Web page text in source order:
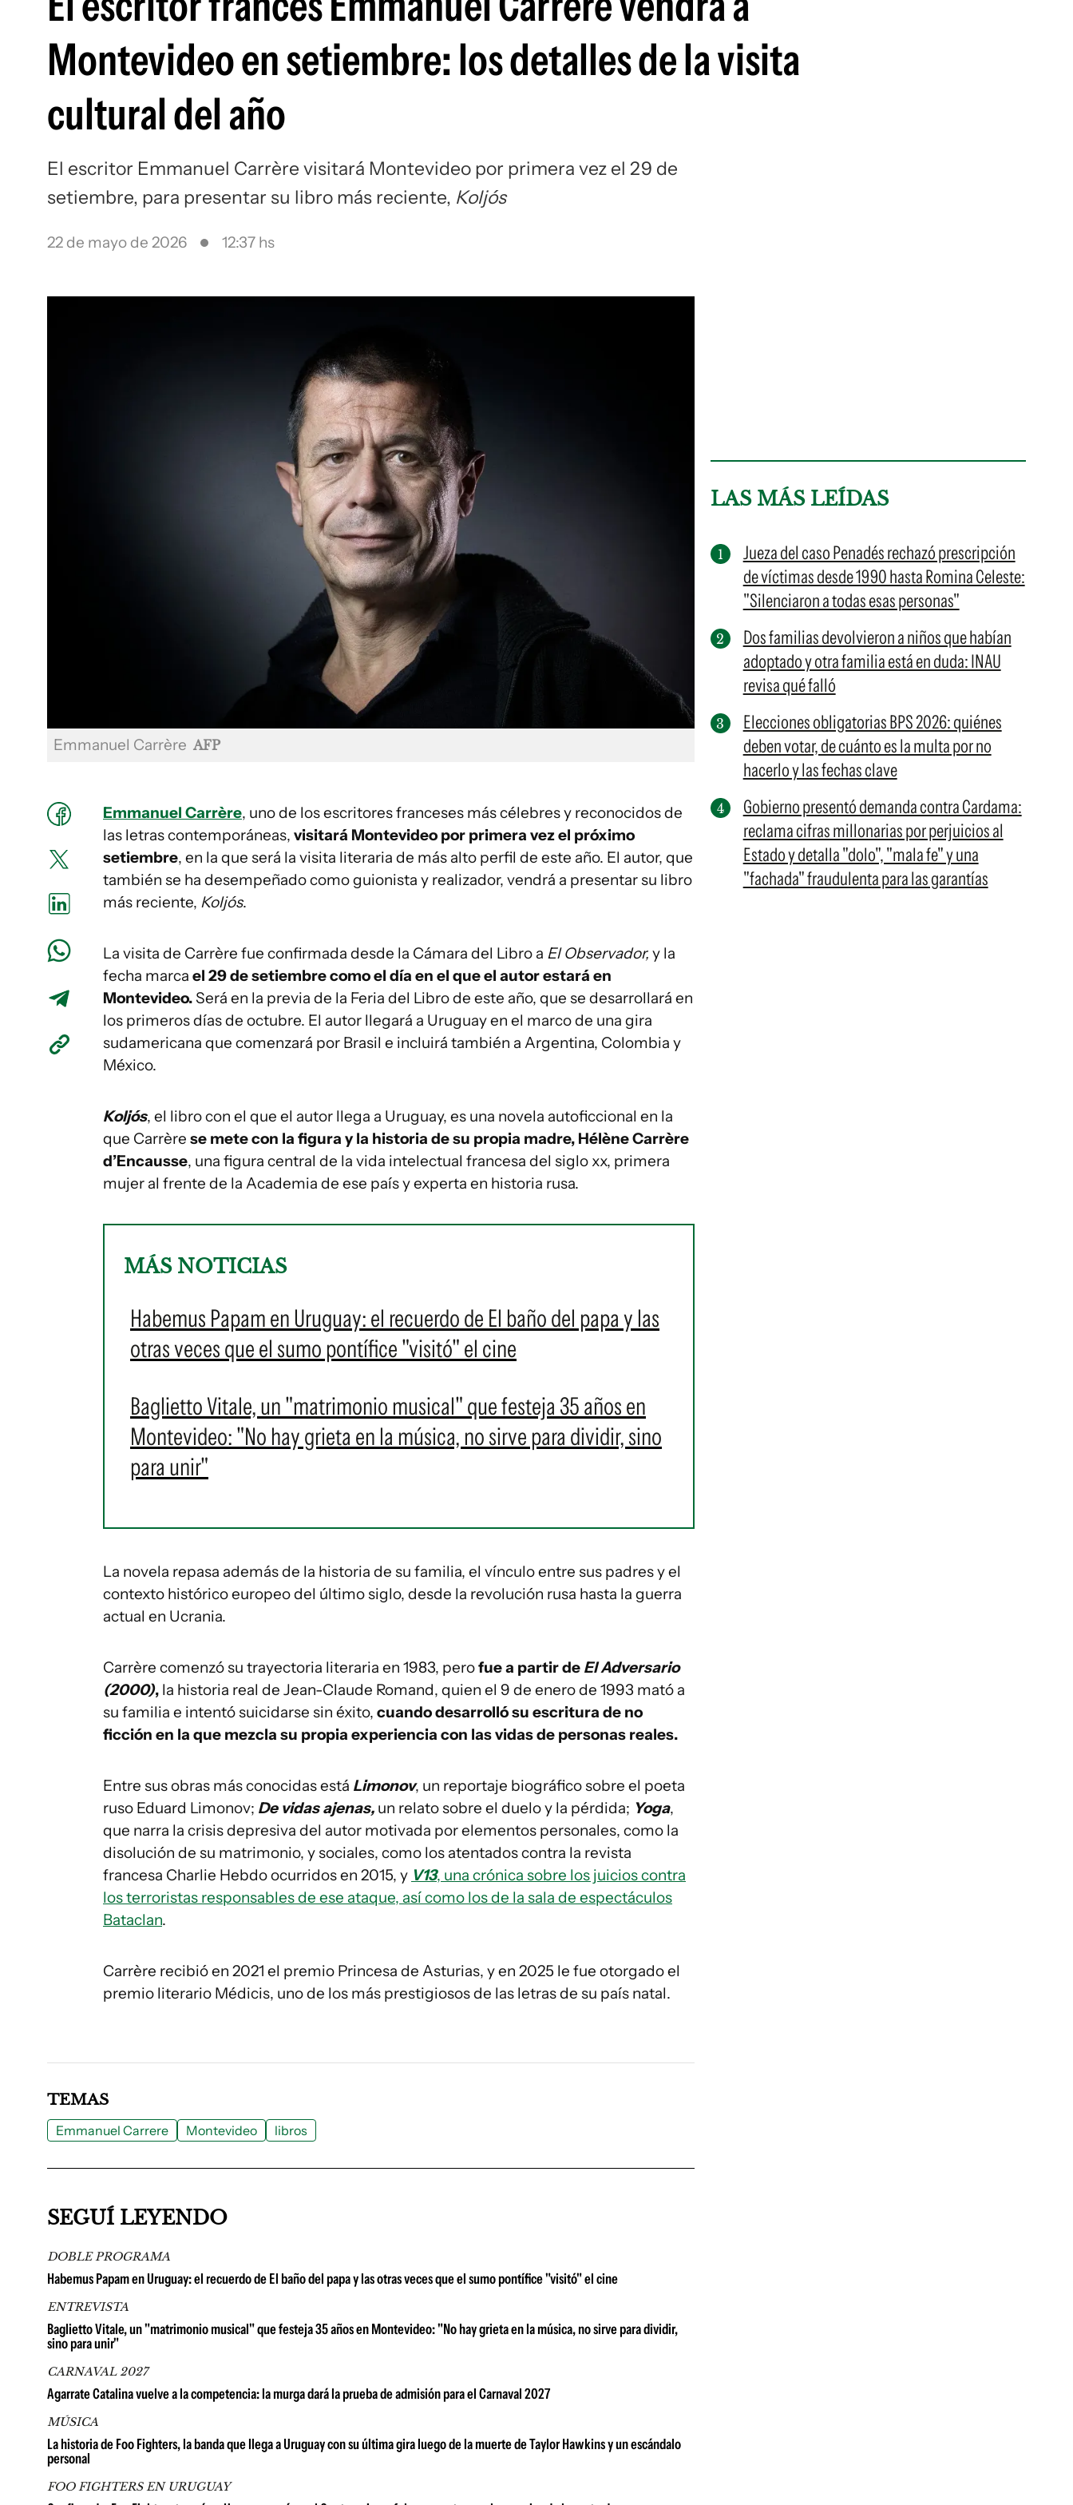
Montevideo en setiembre: los detalles de la visita
cultural del año
El escritor Emmanuel Carrère visitará Montevideo por primera vez el 29 de
setiembre, para presentar su libro más reciente, Koljós
22 de mayo de 2026 12:37 hs
Emmanuel Carrère AFP
Emmanuel Carrère, uno de los escritores franceses más célebres y reconocidos de
las letras contemporáneas, visitará Montevideo por primera vez el próximo
setiembre, en la que será la visita literaria de más alto perfil de este año. El autor, que
también se ha desempeñado como guionista y realizador, vendrá a presentar su libro
más reciente, Koljós.
La visita de Carrère fue confirmada desde la Cámara del Libro a El Observador, y la
fecha marca el 29 de setiembre como el día en el que el autor estará en
Montevideo. Será en la previa de la Feria del Libro de este año, que se desarrollará en
los primeros días de octubre. El autor llegará a Uruguay en el marco de una gira
sudamericana que comenzará por Brasil e incluirá también a Argentina, Colombia y
México.
Koljós, el libro con el que el autor llega a Uruguay, es una novela autoficcional en la
que Carrère se mete con la figura y la historia de su propia madre, Hélène Carrère
d’Encausse, una figura central de la vida intelectual francesa del siglo xx, primera
mujer al frente de la Academia de ese país y experta en historia rusa.
MÁS NOTICIAS
Habemus Papam en Uruguay: el recuerdo de El baño del papa y las
otras veces que el sumo pontífice "visitó" el cine
Baglietto Vitale, un "matrimonio musical" que festeja 35 años en
Montevideo: "No hay grieta en la música, no sirve para dividir, sino
para unir"
La novela repasa además de la historia de su familia, el vínculo entre sus padres y el
contexto histórico europeo del último siglo, desde la revolución rusa hasta la guerra
actual en Ucrania.
Carrère comenzó su trayectoria literaria en 1983, perofue a partir de El Adversario
(2000), la historia real de Jean-Claude Romand, quien el 9 de enero de 1993 mató a
su familia e intentó suicidarse sin éxito, cuando desarrolló su escritura de no
ficción en la que mezcla su propia experiencia con las vidas de personas reales.
Entre sus obras más conocidas está Limonov, un reportaje biográfico sobre el poeta
ruso Eduard Limonov; De vidas ajenas, un relato sobre el duelo y la pérdida; Yoga,
que narra la crisis depresiva del autor motivada por elementos personales, como la
disolución de su matrimonio, y sociales, como los atentados contra la revista
francesa Charlie Hebdo ocurridos en 2015, y V13, una crónica sobre los juicios contra
los terroristas responsables de ese ataque, así como los de la sala de espectáculos
Bataclan.
Carrère recibió en 2021 el premio Princesa de Asturias, y en 2025 le fue otorgado el
premio literario Médicis, uno de los más prestigiosos de las letras de su país natal.
LAS MÁS LEÍDAS
Jueza del caso Penadés rechazó prescripción
de víctimas desde 1990 hasta Romina Celeste:
"Silenciaron a todas esas personas"
Dos familias devolvieron a niños que habían
adoptado y otra familia está en duda: INAU
revisa qué falló
Elecciones obligatorias BPS 2026: quiénes
deben votar, de cuánto es la multa por no
hacerlo y las fechas clave
Gobierno presentó demanda contra Cardama:
reclama cifras millonarias por perjuicios al
Estado y detalla "dolo", "mala fe" y una
"fachada" fraudulenta para las garantías
TEMAS
Emmanuel Carrere Montevideo libros
SEGUÍ LEYENDO
DOBLE PROGRAMA
Habemus Papam en Uruguay: el recuerdo de El baño del papa y las otras veces que el sumo pontífice "visitó" el cine
ENTREVISTA
Baglietto Vitale, un "matrimonio musical" que festeja 35 años en Montevideo: "No hay grieta en la música, no sirve para dividir,
sino para unir"
CARNAVAL 2027
Agarrate Catalina vuelve a la competencia: la murga dará la prueba de admisión para el Carnaval 2027
MÚSICA
La historia de Foo Fighters, la banda que llega a Uruguay con su última gira luego de la muerte de Taylor Hawkins y un escándalo
personal
FOO FIGHTERS EN URUGUAY